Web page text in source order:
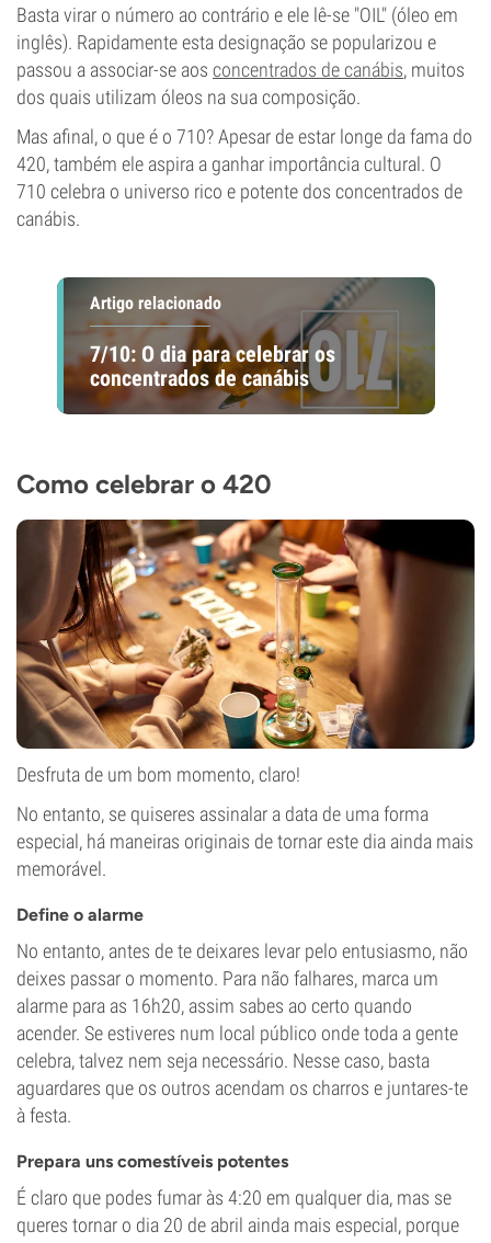
Basta virar o número ao contrário e ele lê-se "OIL" (óleo em
inglês). Rapidamente esta designação se popularizou e
passou a associar-se aos concentrados de canábis, muitos
dos quais utilizam óleos na sua composição.
Mas afinal, o que é o 710? Apesar de estar longe da fama do
420, também ele aspira a ganhar importância cultural. O
710 celebra o universo rico e potente dos concentrados de
canábis.
Artigo relacionado
7/10: O dia para celebrar os
concentrados de canábis
Como celebrar o 420
Desfruta de um bom momento, claro!
No entanto, se quiseres assinalar a data de uma forma
especial, há maneiras originais de tornar este dia ainda mais
memorável.
Define o alarme
No entanto, antes de te deixares levar pelo entusiasmo, não
deixes passar o momento. Para não falhares, marca um
alarme para as 16h20, assim sabes ao certo quando
acender. Se estiveres num local público onde toda a gente
celebra, talvez nem seja necessário. Nesse caso, basta
aguardares que os outros acendam os charros e juntares-te
à festa.
Prepara uns comestíveis potentes
É claro que podes fumar às 4:20 em qualquer dia, mas se
queres tornar o dia 20 de abril ainda mais especial, porque